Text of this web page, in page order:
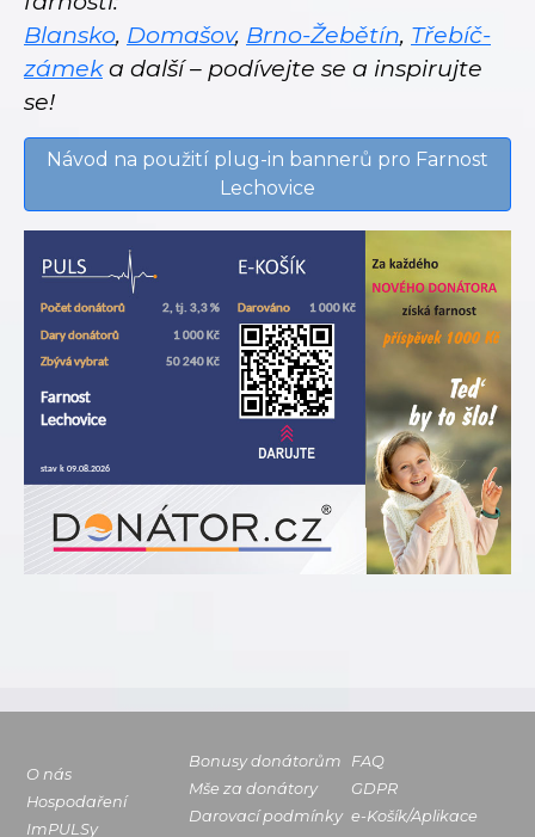
Blansko, Domašov, Brno-Žebětín, Třebíč-
zámeka další – podívejte se a inspirujte
se!
Návod na použití plug-in bannerů pro Farnost
Lechovice
O nás
Hospodaření
ImPULSy
Bonusy donátorům
Mše za donátory
Darovací podmínky
FAQ
GDPR
e-Košík/Aplikace